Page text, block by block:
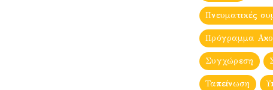
Πνευματικές
Πρόγραμμα
Συγχώρεση
Ταπείνωση